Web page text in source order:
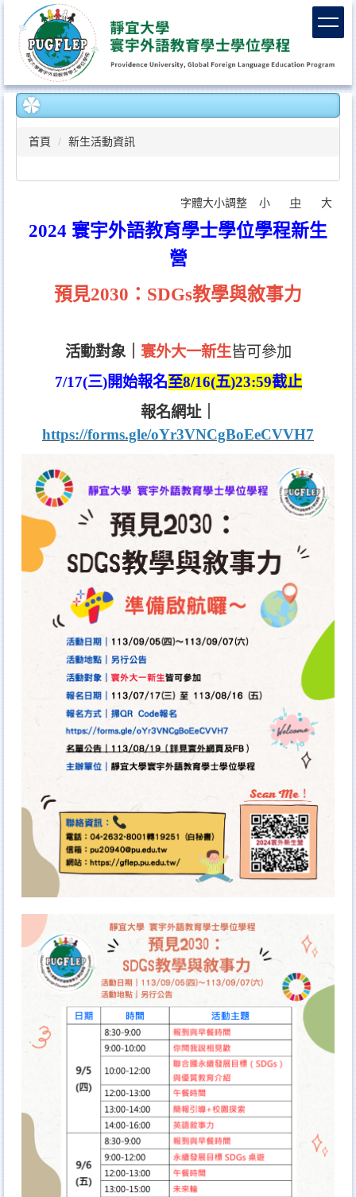
容
區
首頁 新生活動資訊
字體大小調整 小 中 大
2024 寰宇外語教育學士學位學程新生
營
預見2030：SDGs教學與敘事力
活動對象｜ 寰外大一新生皆可參加
7/17(三)開始報名至8/16(五)23:59截止
報名網址｜
https://forms.gle/oYr3VNCgBoEeCVVH7